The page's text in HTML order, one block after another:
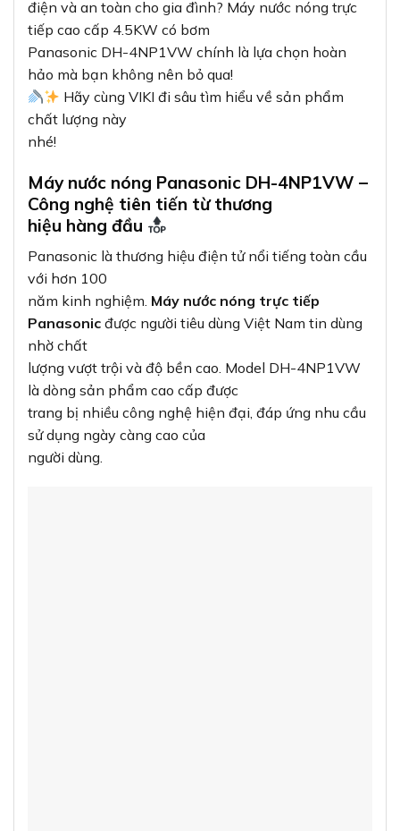
điện và an toàn cho gia đình? Máy nước nóng trực
tiếp cao cấp 4.5KW có bơm
Panasonic DH-4NP1VW chính là lựa chọn hoàn
hảo mà bạn không nên bỏ qua!
Hãy cùng VIKI đi sâu tìm hiểu về sản phẩm
chất lượng này
nhé!
Máy nước nóng Panasonic DH-4NP1VW –
Công nghệ tiên tiến từ thương
hiệu hàng đầu
Panasonic là thương hiệu điện tử nổi tiếng toàn cầu
với hơn 100
năm kinh nghiệm. Máy nước nóng trực tiếp
Panasonic được người tiêu dùng Việt Nam tin dùng
nhờ chất
lượng vượt trội và độ bền cao. Model DH-4NP1VW
là dòng sản phẩm cao cấp được
trang bị nhiều công nghệ hiện đại, đáp ứng nhu cầu
sử dụng ngày càng cao của
người dùng.